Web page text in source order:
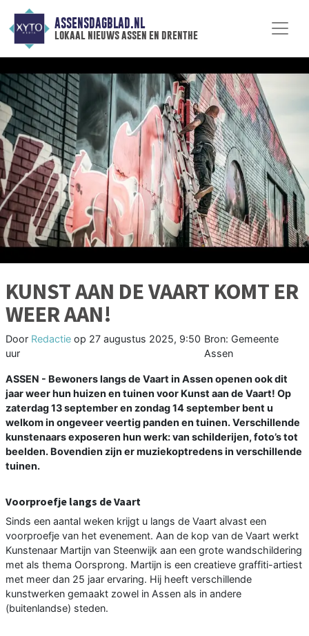
ASSENSDAGBLAD.NL
lokaal nieuws assen en drenthe
KUNST AAN DE VAART KOMT ER
WEER AAN!
Door Redactie op 27 augustus 2025, 9:50
uur
Bron: Gemeente
Assen
ASSEN - Bewoners langs de Vaart in Assen openen ook dit
jaar weer hun huizen en tuinen voor Kunst aan de Vaart! Op
zaterdag 13 september en zondag 14 september bent u
welkom in ongeveer veertig panden en tuinen. Verschillende
kunstenaars exposeren hun werk: van schilderijen, foto’s tot
beelden. Bovendien zijn er muziekoptredens in verschillende
tuinen.
Voorproefje langs de Vaart
Sinds een aantal weken krijgt u langs de Vaart alvast een
voorproefje van het evenement. Aan de kop van de Vaart werkt
Kunstenaar Martijn van Steenwijk aan een grote wandschildering
met als thema Oorsprong. Martijn is een creatieve graffiti-artiest
met meer dan 25 jaar ervaring. Hij heeft verschillende
kunstwerken gemaakt zowel in Assen als in andere
(buitenlandse) steden.